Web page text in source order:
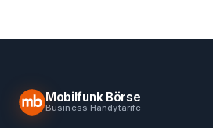
Mobilfunk Börse
Business Handytarife